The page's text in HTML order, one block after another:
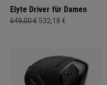
Elyte Driver für Damen
649,00 € 532,18 €